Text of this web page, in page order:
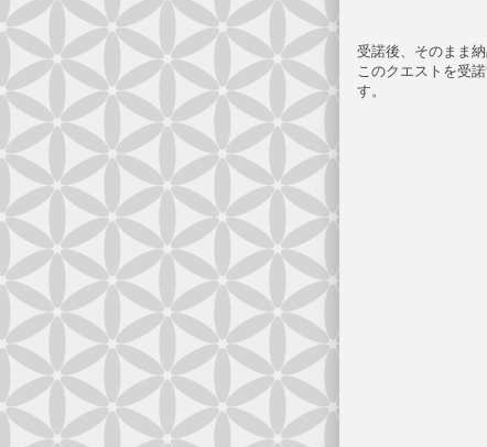
受諾後、そのまま
このクエストを受
す。